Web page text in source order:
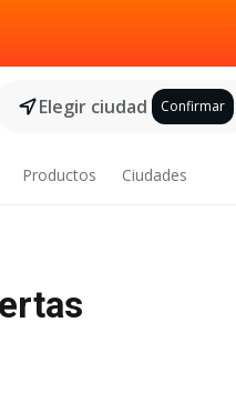
Elegir ciudad Confirmar
Productos Ciudades